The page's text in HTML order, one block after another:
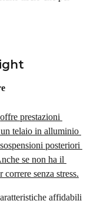
offre prestazioni
telaio in alluminio
posteriori
se non ha il
senza stress.
affidabili